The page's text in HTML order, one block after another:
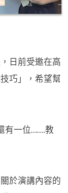
日前受邀在高
巧」，希望幫
有一位…….教
於演講內容的